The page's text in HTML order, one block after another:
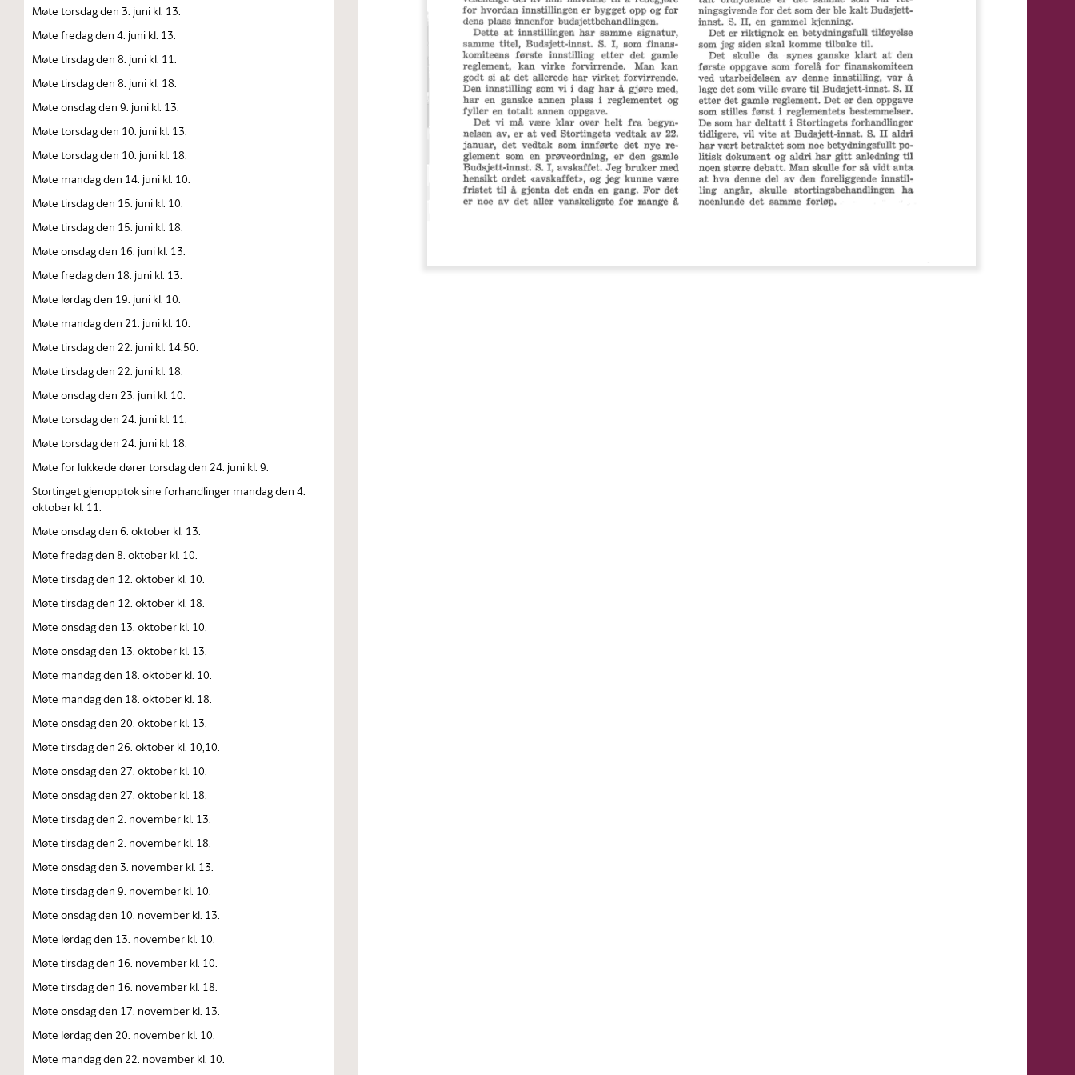
Møte torsdag den 3. juni kl. 13.
Møte fredag den 4. juni kl. 13.
Møte tirsdag den 8. juni kl. 11.
Møte tirsdag den 8. juni kl. 18.
Møte onsdag den 9. juni kl. 13.
Møte torsdag den 10. juni kl. 13.
Møte torsdag den 10. juni kl. 18.
Møte mandag den 14. juni kl. 10.
Møte tirsdag den 15. juni kl. 10.
Møte tirsdag den 15. juni kl. 18.
Møte onsdag den 16. juni kl. 13.
Møte fredag den 18. juni kl. 13.
Møte lørdag den 19. juni kl. 10.
Møte mandag den 21. juni kl. 10.
Møte tirsdag den 22. juni kl. 14.50.
Møte tirsdag den 22. juni kl. 18.
Møte onsdag den 23. juni kl. 10.
Møte torsdag den 24. juni kl. 11.
Møte torsdag den 24. juni kl. 18.
Møte for lukkede dører torsdag den 24. juni kl. 9.
Stortinget gjenopptok sine forhandlinger mandag den 4.
oktober kl. 11.
Møte onsdag den 6. oktober kl. 13.
Møte fredag den 8. oktober kl. 10.
Møte tirsdag den 12. oktober kl. 10.
Møte tirsdag den 12. oktober kl. 18.
Møte onsdag den 13. oktober kl. 10.
Møte onsdag den 13. oktober kl. 13.
Møte mandag den 18. oktober kl. 10.
Møte mandag den 18. oktober kl. 18.
Møte onsdag den 20. oktober kl. 13.
Møte tirsdag den 26. oktober kl. 10,10.
Møte onsdag den 27. oktober kl. 10.
Møte onsdag den 27. oktober kl. 18.
Møte tirsdag den 2. november kl. 13.
Møte tirsdag den 2. november kl. 18.
Møte onsdag den 3. november kl. 13.
Møte tirsdag den 9. november kl. 10.
Møte onsdag den 10. november kl. 13.
Møte lørdag den 13. november kl. 10.
Møte tirsdag den 16. november kl. 10.
Møte tirsdag den 16. november kl. 18.
Møte onsdag den 17. november kl. 13.
Møte lørdag den 20. november kl. 10.
Møte mandag den 22. november kl. 10.